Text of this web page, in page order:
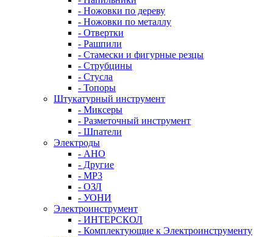
- Ножовки по дереву
- Ножовки по металлу
- Отвертки
- Рашпили
- Стамески и фигурные резцы
- Струбцины
- Стусла
- Топоры
Штукатурный инструмент
- Миксеры
- Разметочный инструмент
- Шпатели
Электроды
- АНО
- Другие
- МР3
- ОЗЛ
- УОНИ
Электроинструмент
- ИНТЕРСКОЛ
- Комплектующие к Электроинструменту